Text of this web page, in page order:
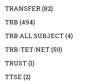
TRANSFER(82)
TRB (494)
TRB ALL SUBJECT(4)
TRB-TET-NET(50)
TRUST(1)
TTSE (2)